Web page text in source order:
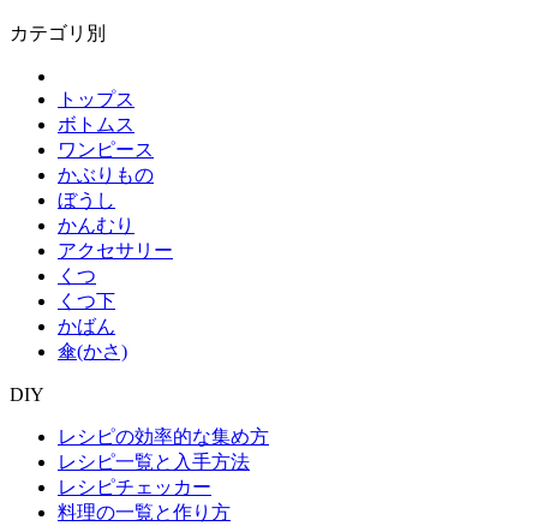
カテゴリ別
トップス
ボトムス
ワンピース
かぶりもの
ぼうし
かんむり
アクセサリー
くつ
くつ下
かばん
傘(かさ)
DIY
レシピの効率的な集め方
レシピ一覧と入手方法
レシピチェッカー
料理の一覧と作り方